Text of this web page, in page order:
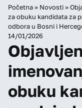
Početna» Novosti»
za obuku kandidata za
odbora u Bosni i
14/01/2026
obuku